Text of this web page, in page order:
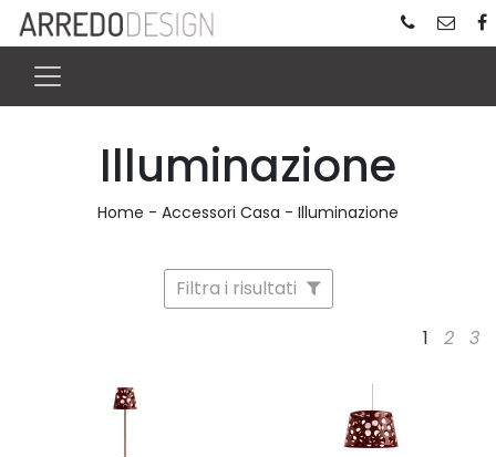
Illuminazione
Home - Accessori Casa - Illuminazione
Filtra i risultati
1
2 3